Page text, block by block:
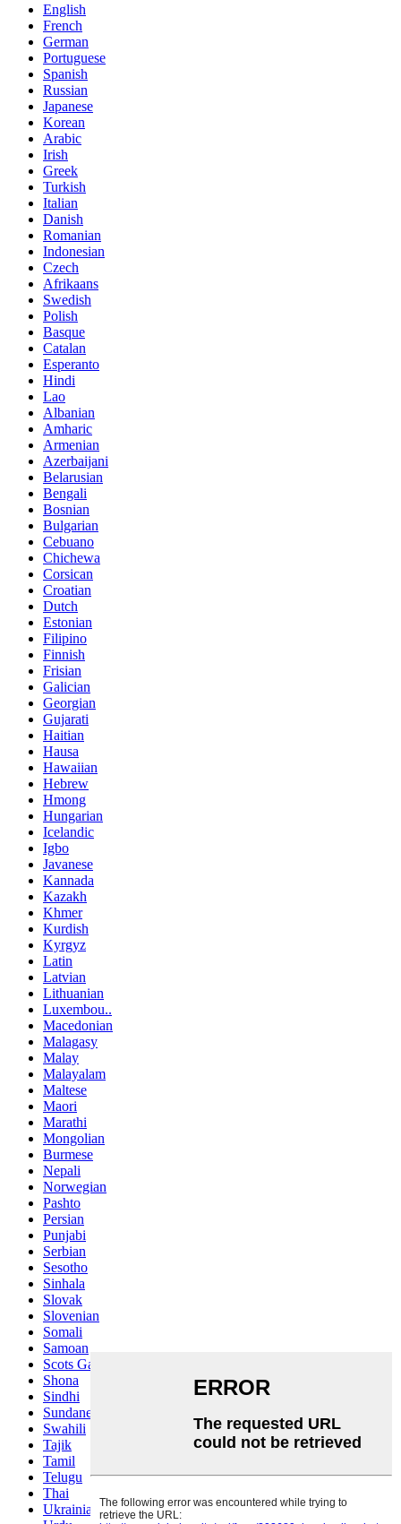
English
French
German
Portuguese
Spanish
Russian
Japanese
Korean
Arabic
Irish
Greek
Turkish
Italian
Danish
Romanian
Indonesian
Czech
Afrikaans
Swedish
Polish
Basque
Catalan
Esperanto
Hindi
Lao
Albanian
Amharic
Armenian
Azerbaijani
Belarusian
Bengali
Bosnian
Bulgarian
Cebuano
Chichewa
Corsican
Croatian
Dutch
Estonian
Filipino
Finnish
Frisian
Galician
Georgian
Gujarati
Haitian
Hausa
Hawaiian
Hebrew
Hmong
Hungarian
Icelandic
Igbo
Javanese
Kannada
Kazakh
Khmer
Kurdish
Kyrgyz
Latin
Latvian
Lithuanian
Luxembou..
Macedonian
Malagasy
Malay
Malayalam
Maltese
Maori
Marathi
Mongolian
Burmese
Nepali
Norwegian
Pashto
Persian
Punjabi
Serbian
Sesotho
Sinhala
Slovak
Slovenian
Somali
Samoan
Scots Gaelic
Shona
Sindhi
Sundanese
Swahili
Tajik
Tamil
Telugu
Thai
Ukrainian